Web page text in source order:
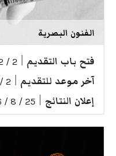
الفنون البصرية
فتح باب التقديم 2 / 2 / 2026
آخر موعد للتقديم 2 / 4 / 2026
إعلان النتائج 25 / 8 / 2026